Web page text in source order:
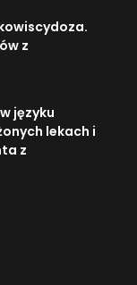
z
języku
lekach i
z